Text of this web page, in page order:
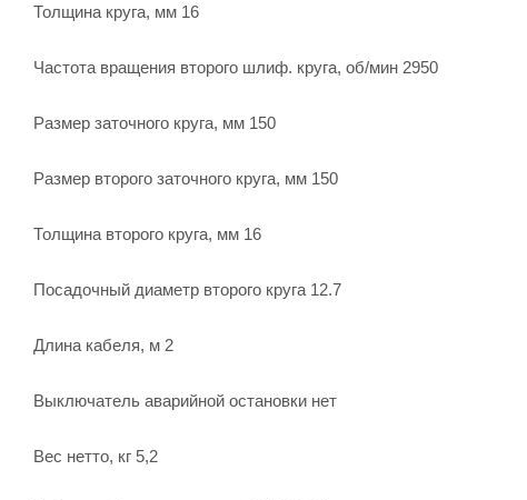
Толщина круга, мм 16
Частота вращения второго шлиф. круга, об/мин 2950
Размер заточного круга, мм 150
Размер второго заточного круга, мм 150
Толщина второго круга, мм 16
Посадочный диаметр второго круга 12.7
Длина кабеля, м 2
Выключатель аварийной остановки нет
Вес нетто, кг 5,2